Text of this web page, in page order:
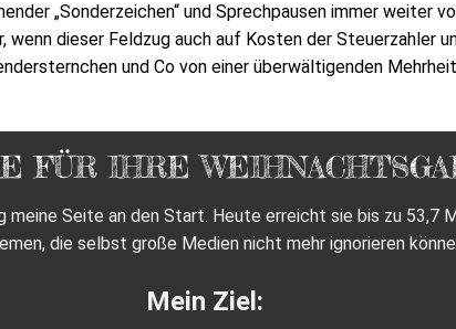
„Sonderzeichen“ und Sprechpausen immer weiter
wenn dieser Feldzug auch auf Kosten der Steuerzahler
und Co von einer überwältigenden
FÜR IHRE
meine Seite an den Start. Heute erreicht sie bis zu 53,7
die selbst große Medien nicht mehr ignorieren
Mein Ziel: